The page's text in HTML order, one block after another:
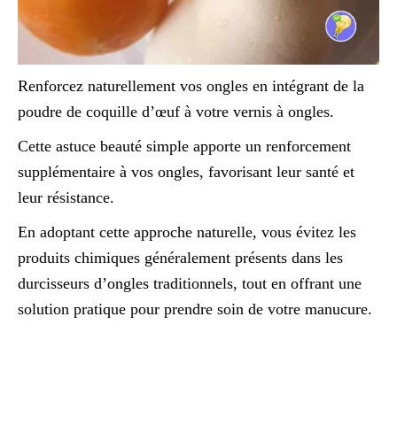
Renforcez naturellement vos ongles en intégrant de la
poudre de coquille d’œuf à votre vernis à ongles.
Cette astuce beauté simple apporte un renforcement
supplémentaire à vos ongles, favorisant leur santé et
leur résistance.
En adoptant cette approche naturelle, vous évitez les
produits chimiques généralement présents dans les
durcisseurs d’ongles traditionnels, tout en offrant une
solution pratique pour prendre soin de votre manucure.